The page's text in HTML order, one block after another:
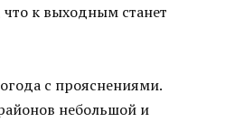
к выходным станет
с прояснениями.
небольшой и